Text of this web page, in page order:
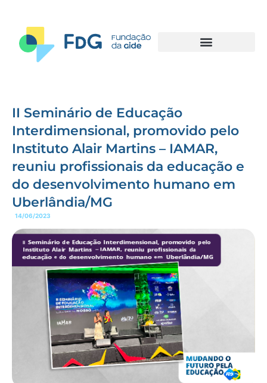
II Seminário de Educação
Interdimensional, promovido pelo
Instituto Alair Martins – IAMAR,
reuniu profissionais da educação e
do desenvolvimento humano em
Uberlândia/MG
14/06/2023